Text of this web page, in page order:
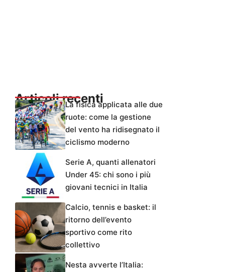
Articoli recentiLa fisica applicata alle due
ruote: come la gestione
del vento ha ridisegnato il
ciclismo moderno
Serie A, quanti allenatori
Under 45: chi sono i più
giovani tecnici in Italia
Calcio, tennis e basket: il
ritorno dell’evento
sportivo come rito
collettivo
Nesta avverte l’Italia: